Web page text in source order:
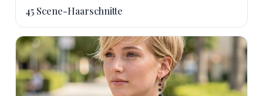
45 Scene-Haarschnitte